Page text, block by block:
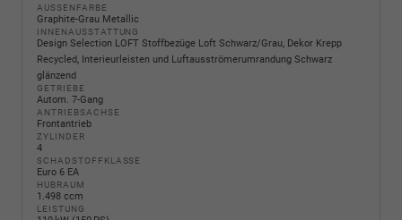
AUSSENFARBE
Graphite-Grau Metallic
INNENAUSSTATTUNG
Design Selection LOFT Stoffbezüge Loft Schwarz/Grau, Dekor Krepp
Recycled, Interieurleisten und Luftausströmerumrandung Schwarz
glänzend
GETRIEBE
Autom. 7-Gang
ANTRIEBSACHSE
Frontantrieb
ZYLINDER
4
SCHADSTOFFKLASSE
Euro 6 EA
HUBRAUM
1.498 ccm
LEISTUNG